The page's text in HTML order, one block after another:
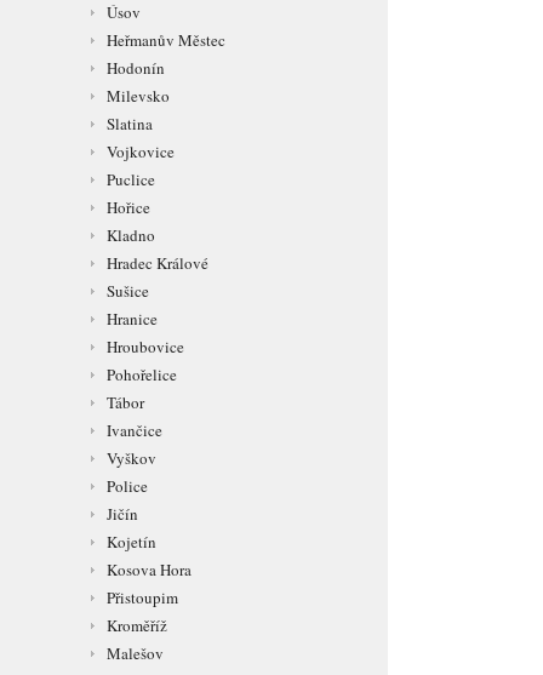
Úsov
Heřmanův Městec
Hodonín
Milevsko
Slatina
Vojkovice
Puclice
Hořice
Kladno
Hradec Králové
Sušice
Hranice
Hroubovice
Pohořelice
Tábor
Ivančice
Vyškov
Police
Jičín
Kojetín
Kosova Hora
Přistoupim
Kroměříž
Malešov